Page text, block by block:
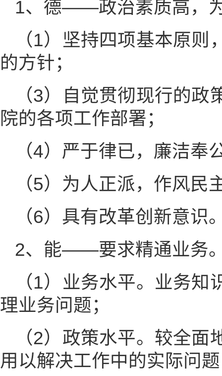
1、德——政治素质高，
（1）坚持四项基本原
的方针；
（3）自觉贯彻现行的
院的各项工作部署；
（4）严于律已，廉洁
（5）为人正派，作风民
（6）具有改革创新意识
2、能——要求精通业务
（1）业务水平。业务
理业务问题；
（2）政策水平。较全
用以解决工作中的实际问